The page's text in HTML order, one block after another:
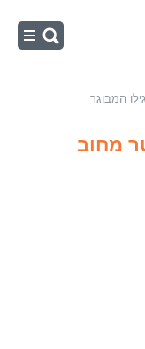
המבוגר
מחוב